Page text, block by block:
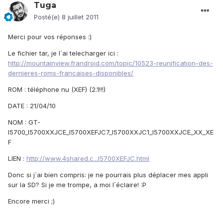
Tuga
Posté(e) 8 juillet 2011
Merci pour vos réponses :)
Le fichier tar, je l´ai telecharger ici :
http://mountainview.frandroid.com/topic/10523-reunification-des-
dernieres-roms-francaises-disponibles/
ROM : téléphone nu (XEF) (2.1!!!)
DATE : 21/04/10
NOM : GT-
I5700_I5700XXJCE_I5700XEFJC7_I5700XXJC1_I5700XXJCE_XX_XE
F
LIEN : http://www.4shared.c...I5700XEFJC.html
Donc si j´ai bien compris: je ne pourrais plus déplacer mes appli
sur la SD? Si je me trompe, a moi l´éclaire! :P
Encore merci ;)